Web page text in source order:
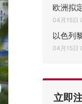
欧洲拟
04月15日
以色列
04月15日
立即